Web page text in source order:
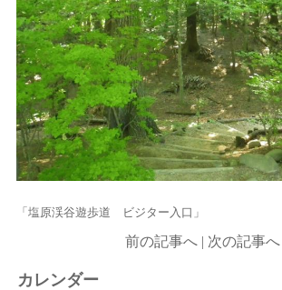
「塩原渓谷遊歩道 ビジター入口」
前の記事へ | 次の記事へ
カレンダー